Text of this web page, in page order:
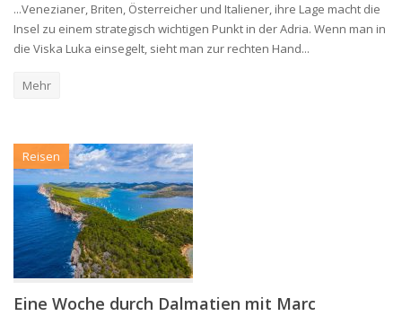
...Venezianer, Briten, Österreicher und Italiener, ihre Lage macht die
Insel zu einem strategisch wichtigen Punkt in der Adria. Wenn man in
die Viska Luka einsegelt, sieht man zur rechten Hand...
Mehr
Reisen
Eine Woche durch Dalmatien mit Marc